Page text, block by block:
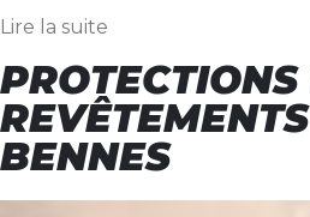
Lire la suite
PROTECTIONS
BENNES